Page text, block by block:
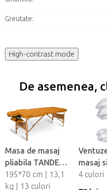
Greutate:
High-contrast mode
De asemenea,
Masa de masaj
pliabila TANDEM
Basic-2
195*70 cm | 13,1
kg | 13 culori
masaj
Fabulo
4 culori